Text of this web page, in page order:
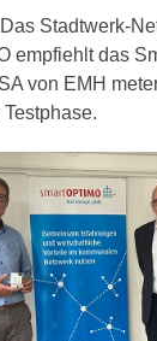
Stadtwerk-
empfiehlt das
von EMH